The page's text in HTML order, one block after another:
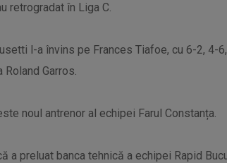
retrogradat în Liga C.
l-a învins pe Frances Tiafoe, cu 6-2, 4-
Roland Garros.
noul antrenor al echipei Farul Constanța.
a preluat banca tehnică a echipei Rapid